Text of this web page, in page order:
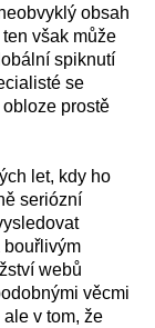
obsah
však může
spiknutí
se
prostě
let, kdy ho
seriózní
bouřlivým
webů
věcmi
v tom, že